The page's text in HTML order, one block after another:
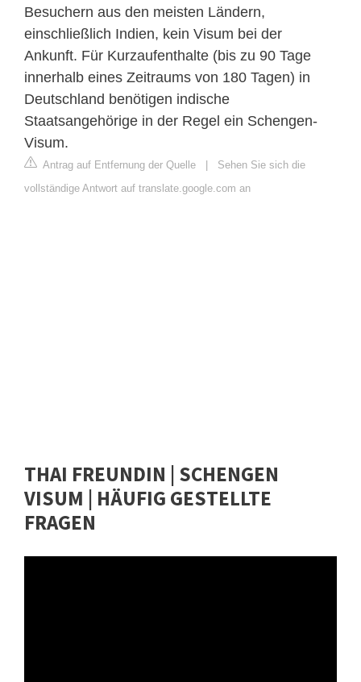
Besuchern aus den meisten Ländern,
einschließlich Indien, kein Visum bei der
Ankunft. Für Kurzaufenthalte (bis zu 90 Tage
innerhalb eines Zeitraums von 180 Tagen) in
Deutschland benötigen indische
Staatsangehörige in der Regel ein Schengen-
Visum.
Antrag auf Entfernung der Quelle
Sehen Sie sich die
vollständige Antwort auf translate.google.com an
THAI FREUNDIN | SCHENGEN
VISUM | HÄUFIG GESTELLTE
FRAGEN